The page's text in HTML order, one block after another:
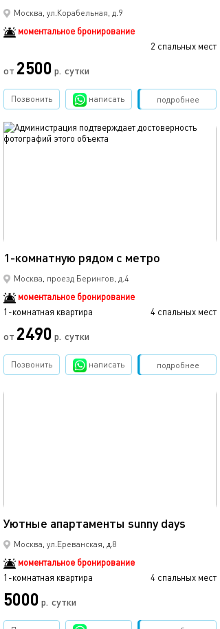
Москва, ул.Корабельная, д.9
моментальное бронирование
2 спальных мест
от 2500 р. сутки
подробнее
Позвонить написать Забронировать
1-комнатную рядом с метро
Москва, проезд Берингов, д.4
моментальное бронирование
1-комнатная квартира
4 спальных мест
от 2490 р. сутки
обновлено 12.02.2025
подробнее
Позвонить написать Забронировать
Уютные апартаменты sunny days
Москва, ул.Ереванская, д.8
моментальное бронирование
1-комнатная квартира
4 спальных мест
5000 р. сутки